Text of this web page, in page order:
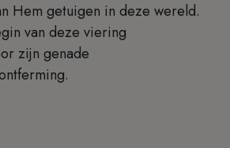
Hem getuigen in deze wereld.
van deze viering
zijn genade